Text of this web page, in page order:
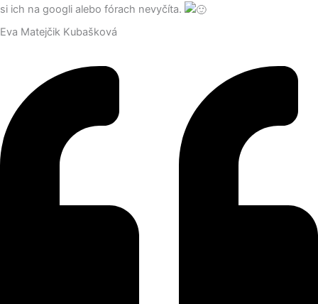
si ich na googli alebo fórach nevyčíta.
Eva Matejčik Kubašková